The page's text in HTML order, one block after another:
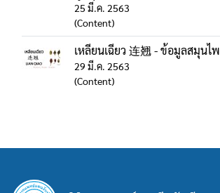
25 มี.ค. 2563
(Content)
เหลียนเฉียว 连翘 - ข้อมูลสมุนไ
29 มี.ค. 2563
(Content)